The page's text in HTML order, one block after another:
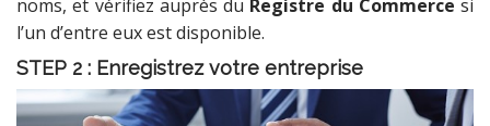
noms, et vérifiez auprès du Registre du Commerce si
l’un d’entre eux est disponible.
STEP 2 : Enregistrez votre entreprise